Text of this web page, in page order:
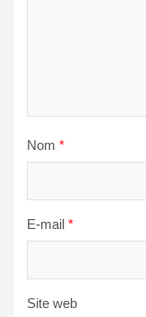
Nom *
E-mail *
Site web